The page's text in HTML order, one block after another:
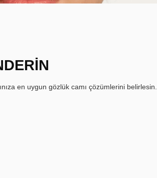
en uygun gözlük camı çözümlerini belirlesin.